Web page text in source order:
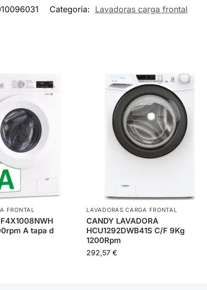
Categoría: Lavadoras carga frontal
FRONTAL
A tapa d
LAVADORAS CARGA FRONTAL
CANDY LAVADORA
HCU1292DWB41S C/F 9Kg
1200Rpm
292,57€